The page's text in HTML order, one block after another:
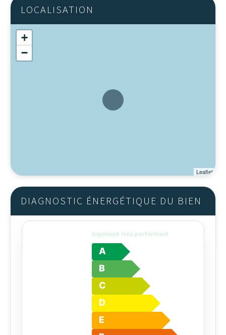
LOCALISATION
+
−
Leaflet
DIAGNOSTIC ÉNERGÉTIQUE DU BIEN
logement très performant
A
B
C
D
E